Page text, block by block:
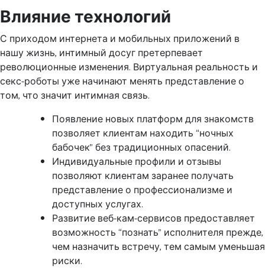
Влияние технологий
С приходом интернета и мобильных приложений в
нашу жизнь, интимный досуг претерпевает
революционные изменения. Виртуальная реальность и
секс-роботы уже начинают менять представление о
том, что значит интимная связь.
Появление новых платформ для знакомств
позволяет клиентам находить “ночных
бабочек” без традиционных опасений.
Индивидуальные профили и отзывы
позволяют клиентам заранее получать
представление о профессионализме и
доступных услугах.
Развитие веб-кам-сервисов предоставляет
возможность “познать” исполнителя прежде,
чем назначить встречу, тем самым уменьшая
риски.